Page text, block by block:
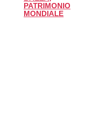
PATRIMONIO
MONDIALE